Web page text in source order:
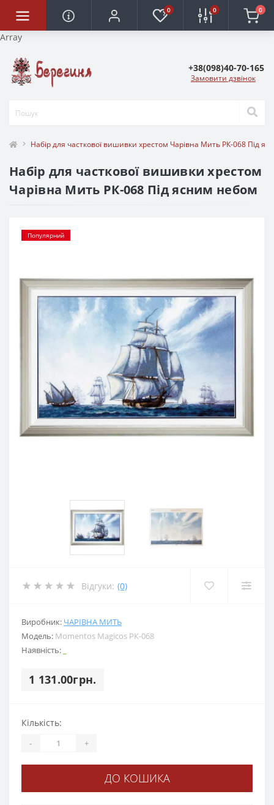
Array
0 0 0
+38(098)40-70-165
Замовити дзвінок
Набір для часткової вишивки хрестом Чарівна Мить РК-068 Під
Набір для часткової вишивки хрестом
Чарівна Мить РК-068 Під ясним небом
Популярний
Відгуки: (0)
Виробник: ЧАРІВНА МИТЬ
Модель: Momentos Magicos РК-068
Наявність:
1 131.00грн.
Кількість:
- +
ДО КОШИКА